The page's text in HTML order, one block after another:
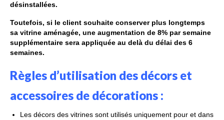
désinstallées.
Toutefois, si le client souhaite conserver plus longtemps
sa vitrine aménagée, une augmentation de 8% par semaine
supplémentaire sera appliquée au delà du délai des 6
semaines.
Règles d’utilisation des décors et
accessoires de décorations :
Les décors des vitrines sont utilisés uniquement pour et dans